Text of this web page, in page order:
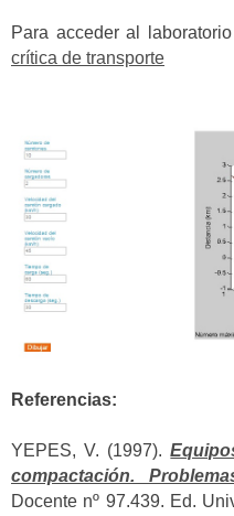
Para acceder al
crítica de transporte
Referencias:
YEPES, V. (1997).
compactación.
Docente nº 97.439. Ed.